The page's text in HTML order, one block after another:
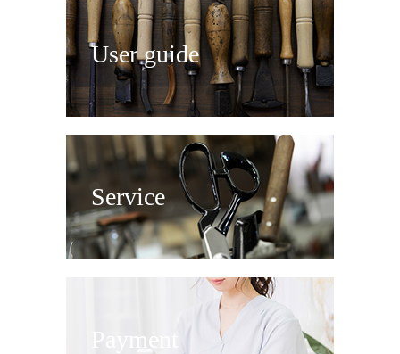
User guide
Service
Payment